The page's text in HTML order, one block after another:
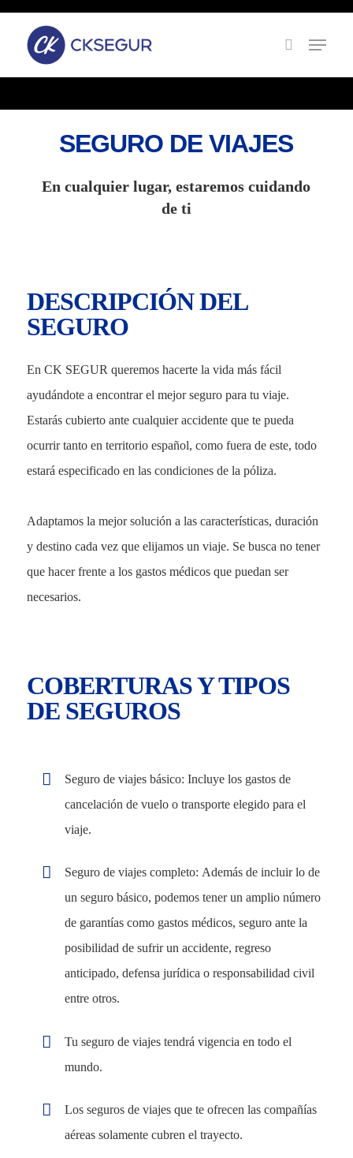
Skip
SEGURO DE VIAJES
En cualquier lugar, estaremos cuidando
de ti
DESCRIPCIÓN DEL
SEGURO
En CK SEGUR queremos hacerte la vida más fácil
ayudándote a encontrar el mejor seguro para tu viaje.
Estarás cubierto ante cualquier accidente que te pueda
ocurrir tanto en territorio español, como fuera de este, todo
estará especificado en las condiciones de la póliza.
Adaptamos la mejor solución a las características, duración
y destino cada vez que elijamos un viaje. Se busca no tener
que hacer frente a los gastos médicos que puedan ser
necesarios.
COBERTURAS Y TIPOS
DE SEGUROS
Seguro de viajes básico: Incluye los gastos de
cancelación de vuelo o transporte elegido para el
viaje.
Seguro de viajes completo: Además de incluir lo de
un seguro básico, podemos tener un amplio número
de garantías como gastos médicos, seguro ante la
posibilidad de sufrir un accidente, regreso
anticipado, defensa jurídica o responsabilidad civil
entre otros.
Tu seguro de viajes tendrá vigencia en todo el
mundo.
Los seguros de viajes que te ofrecen las compañías
aéreas solamente cubren el trayecto.